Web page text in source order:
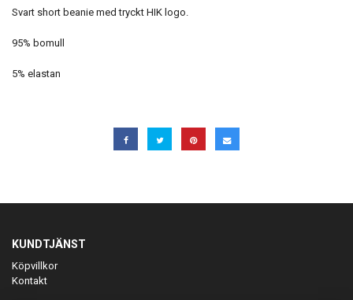
Svart short beanie med tryckt HIK logo.
95% bomull
5% elastan
KUNDTJÄNST
Köpvillkor
Kontakt